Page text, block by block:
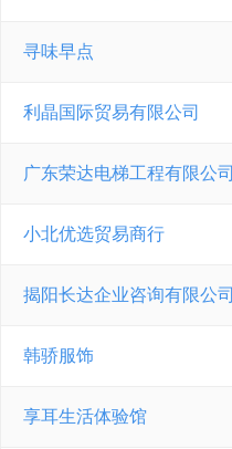
寻味早点
利晶国际贸易有限公司
广东荣达电梯工程有限公司
小北优选贸易商行
揭阳长达企业咨询有限公司
韩骄服饰
享耳生活体验馆